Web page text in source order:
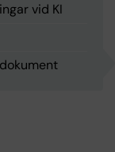
vid KI